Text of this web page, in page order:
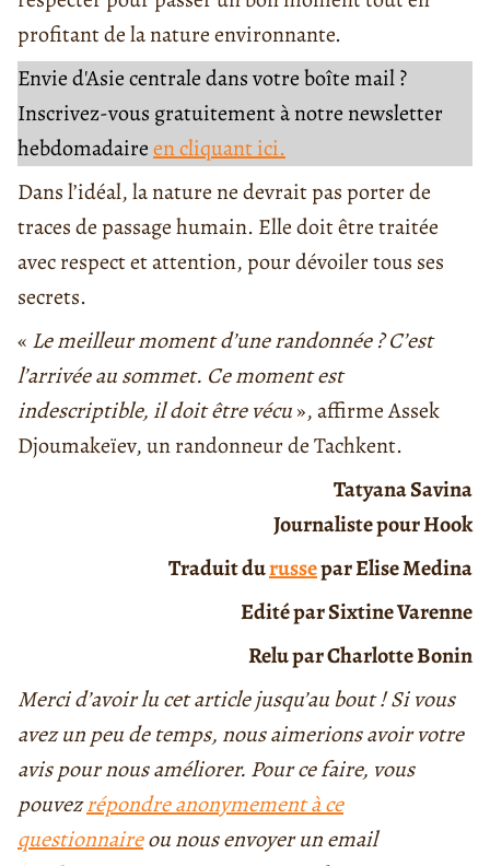
profitant de la nature environnante.
Envie d'Asie centrale dans votre boîte mail ?
Inscrivez-vous gratuitement à notre newsletter
hebdomadaireen cliquant ici.
Dans l’idéal, la nature ne devrait pas porter de
traces de passage humain. Elle doit être traitée
avec respect et attention, pour dévoiler tous ses
secrets.
« Le meilleur moment d’une randonnée ? C’est
l’arrivée au sommet. Ce moment est
indescriptible, il doit être vécu», affirme Assek
Djoumakeïev, un randonneur de Tachkent.
Tatyana Savina
Journaliste pour Hook
Traduit durussepar Elise Medina
Edité par Sixtine Varenne
Relu par Charlotte Bonin
Merci d’avoir lu cet article jusqu’au bout ! Si vous
avez un peu de temps, nous aimerions avoir votre
avis pour nous améliorer. Pour ce faire, vous
pouvezrépondre anonymement à ce
questionnaireou nous envoyer un email